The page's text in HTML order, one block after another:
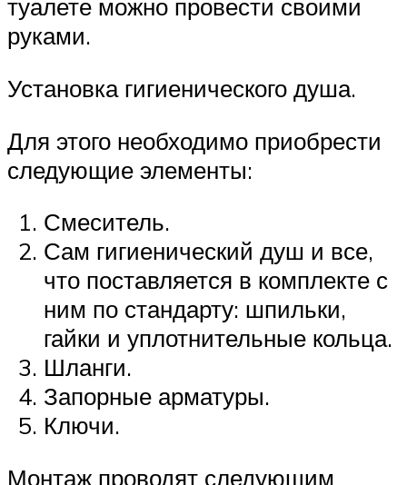
туалете можно провести своими
руками.
Установка гигиенического душа.
Для этого необходимо приобрести
следующие элементы:
Смеситель.
Сам гигиенический душ и все,
что поставляется в комплекте с
ним по стандарту: шпильки,
гайки и уплотнительные кольца.
Шланги.
Запорные арматуры.
Ключи.
Монтаж проводят следующим